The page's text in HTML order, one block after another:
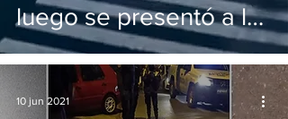
luego se presentó a la
comisaría
10 jun 2021